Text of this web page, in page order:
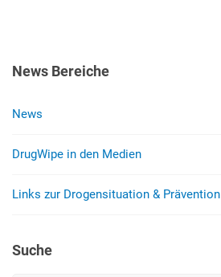
News Bereiche
News
DrugWipe in den Medien
Links zur Drogensituation & Prävention
Suche